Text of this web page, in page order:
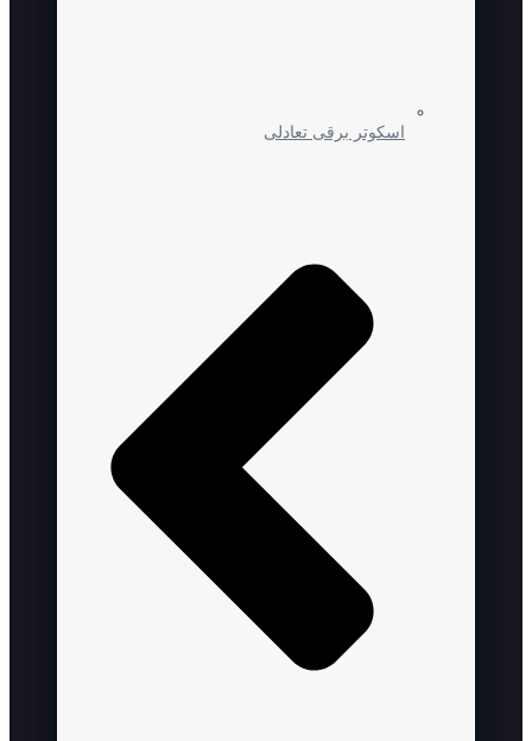
اسکوتر برقی تعادلی